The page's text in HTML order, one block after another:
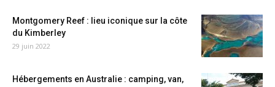
Montgomery Reef : lieu iconique sur la côte
du Kimberley
29 juin 2022
Hébergements en Australie : camping, van,